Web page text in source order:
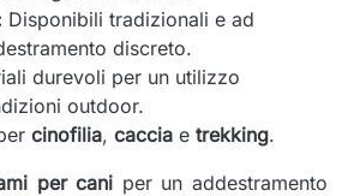
Disponibili tradizionali e ad
discreto.
durevoli per un utilizzo
outdoor.
cinofilia,caccia etrekking.
per cani per un addestramento